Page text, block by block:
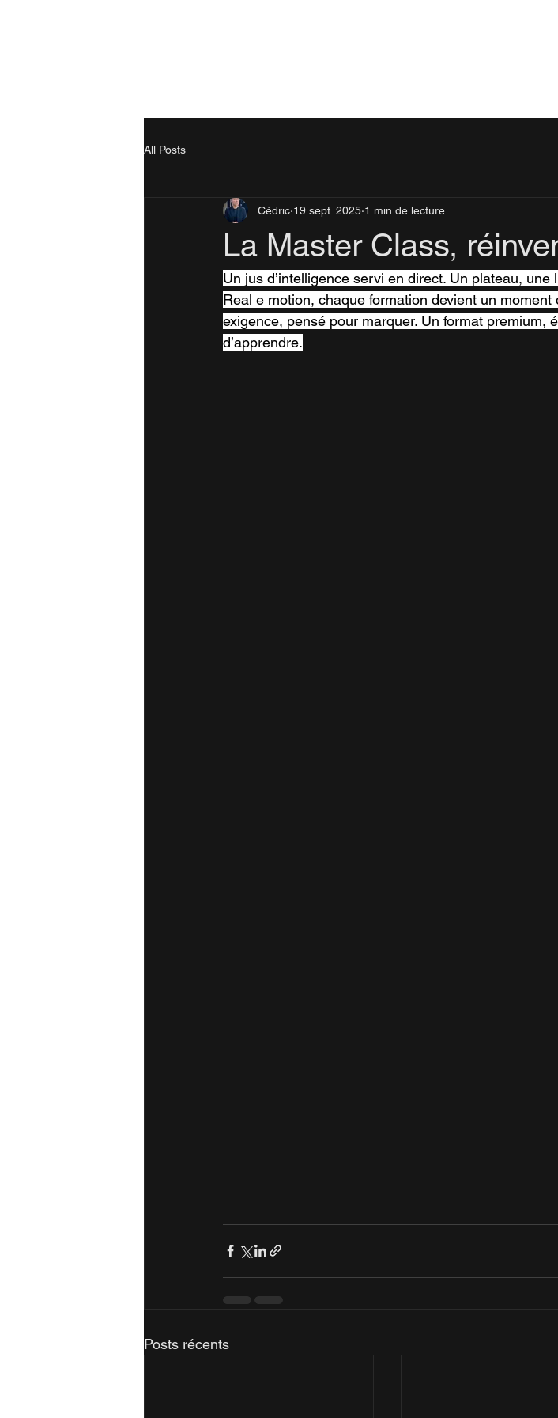
All Posts
La Master Class,
Cédric 19 sept. 2025 1 min de lecture
Un jus d’intelligence servi en direct. Un plateau,
Real e motion, chaque formation devient un
exigence, pensé pour marquer. Un format premium,
d’apprendre.
Posts récents